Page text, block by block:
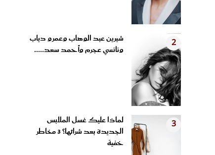
2
شيرين عبد الوهاب وعمرو دياب
ونانسي عجرم وأحمد سعد.....
3
لماذا عليك غسل الملابس
الجديدة بعد شرائها؟ 3 مخاطر
خفية